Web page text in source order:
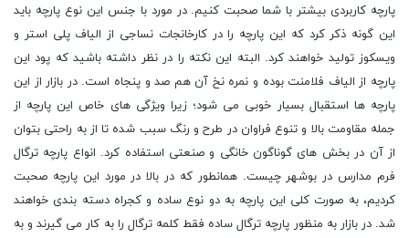
پارچه کاربردی بیشتر با شما صحبت کنیم. در مورد با جنس این نوع پارچه باید
این گونه ذکر کرد که این پارچه را در کارخانجات نساجی از الیاف پلی استر و
ویسکوز تولید خواهند کرد. البته این نکته را در نظر داشته باشید که پود این
پارچه از الیاف فلامنت بوده و نمره نخ آن هم صد و پنجاه است. در بازار از این
پارچه ها استقبال بسیار خوبی می شود؛ زیرا ویژگی های خاص این پارچه از
جمله مقاومت بالا و تنوع فراوان در طرح و رنگ سبب شده تا از به راحتی بتوان
از آن در بخش های گوناگون خانگی و صنعتی استفاده کرد. انواع پارچه ترگال
فرم مدارس در بوشهر چیست. همانطور که در بالا در مورد این پارچه صحبت
کردیم، به صورت کلی این پارچه به دو نوع ساده و کجراه دسته بندی خواهند
شد. در بازار به منظور پارچه ترگال ساده فقط کلمه ترگال را به کار می گیرند و به